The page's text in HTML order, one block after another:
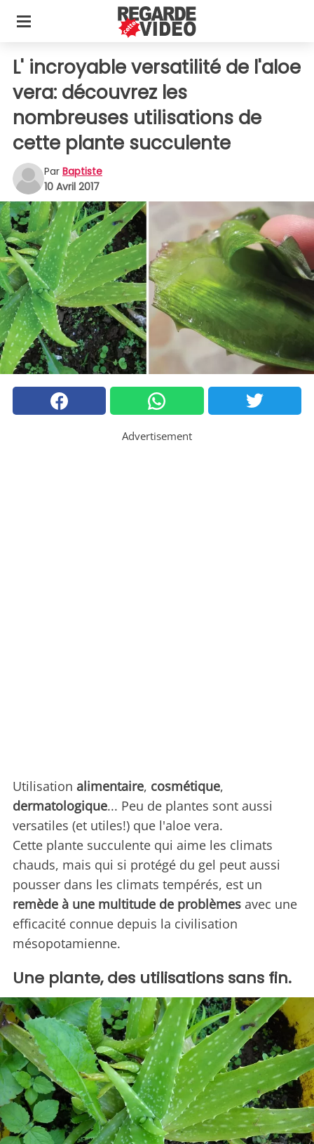
L' incroyable versatilité de l'aloe
vera: découvrez les
nombreuses utilisations de
cette plante succulente
Par Baptiste
10 Avril 2017
Advertisement
Utilisation alimentaire, cosmétique,
dermatologique... Peu de plantes sont aussi
versatiles (et utiles!) que l'aloe vera.
Cette plante succulente qui aime les climats
chauds, mais qui si protégé du gel peut aussi
pousser dans les climats tempérés, est un
remède à une multitude de problèmes avec une
efficacité connue depuis la civilisation
mésopotamienne.
Une plante, des utilisations sans fin.